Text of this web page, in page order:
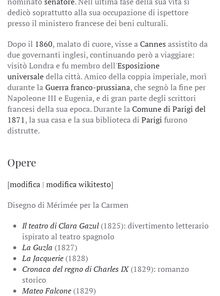
dedicò soprattutto alla sua occupazione di ispettore
presso il ministero francese dei beni culturali.
Dopo il 1860, malato di cuore, visse aCannes assistito da
due governanti inglesi, continuando però a viaggiare:
visitò Londra e fu membro dell'Esposizione
universaledella città. Amico della coppia imperiale, morì
durante laGuerra franco-prussiana, che segnò la fine per
Napoleone III e Eugenia, e di gran parte degli scrittori
francesi della sua epoca. Durante laComune di Parigi del
1871, la sua casa e la sua biblioteca di Parigi furono
distrutte.
Opere
[modifica | modifica wikitesto]
Disegno di Mérimée per la Carmen
Il teatro di Clara Gazul(1825): divertimento letterario
ispirato al teatro spagnolo
La Guzla (1827)
La Jacquerie (1828)
Cronaca del regno di Charles IX(1829): romanzo
storico
Mateo Falcone (1829)